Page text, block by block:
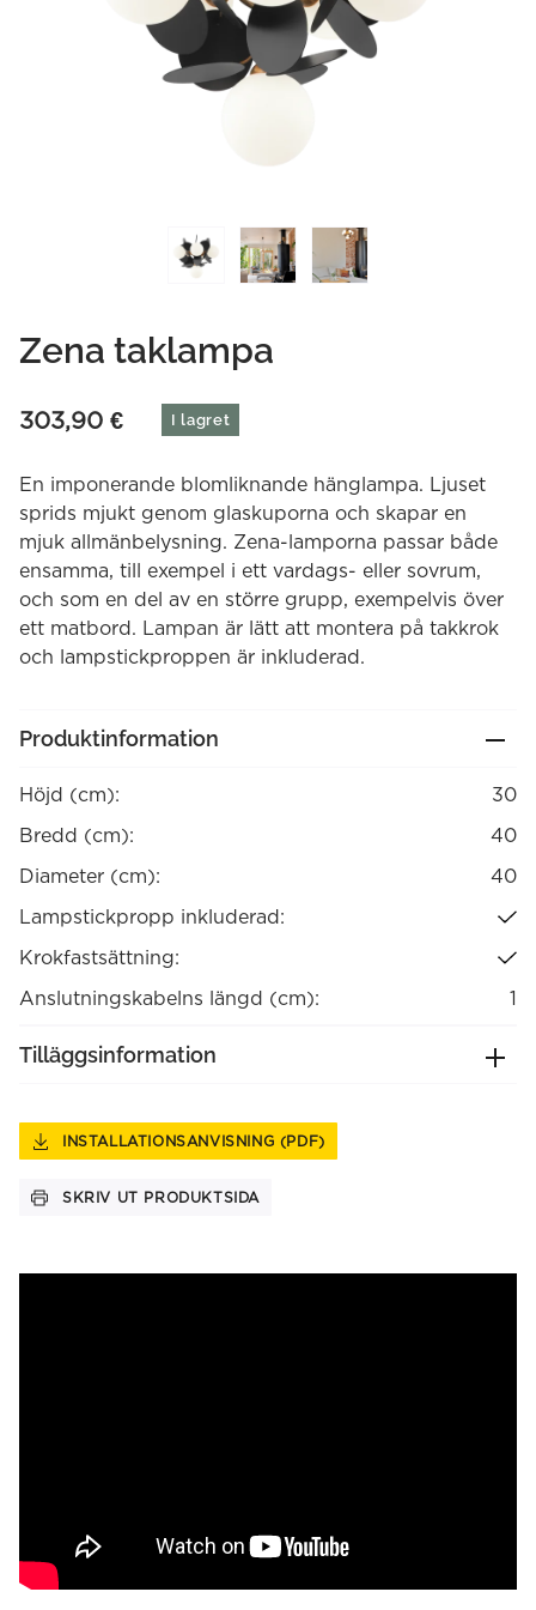
Zena taklampa
303,90 € I lagret
En imponerande blomliknande hänglampa. Ljuset
sprids mjukt genom glaskuporna och skapar en
mjuk allmänbelysning. Zena-lamporna passar både
ensamma, till exempel i ett vardags- eller sovrum,
och som en del av en större grupp, exempelvis över
ett matbord. Lampan är lätt att montera på takkrok
och lampstickproppen är inkluderad.
Produktinformation
Höjd (cm):
30
Bredd (cm):
40
Diameter (cm):
40
Lampstickpropp inkluderad:
Krokfastsättning:
Anslutningskabelns längd (cm):
1
Tilläggsinformation
INSTALLATIONSANVISNING (PDF)
SKRIV UT PRODUKTSIDA